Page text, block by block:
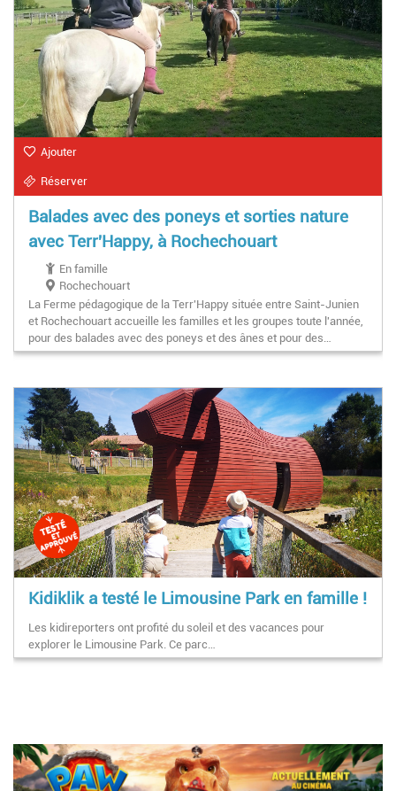
Ajouter
Réserver
Balades avec des poneys et sorties nature
avec Terr'Happy, à Rochechouart
En famille
Rochechouart
La Ferme pédagogique de la Terr'Happy située entre Saint-Junien
et Rochechouart accueille les familles et les groupes toute l'année,
pour des balades avec des poneys et des ânes et pour des…
Kidiklik a testé le Limousine Park en famille !
Les kidireporters ont profité du soleil et des vacances pour
explorer le Limousine Park. Ce parc…